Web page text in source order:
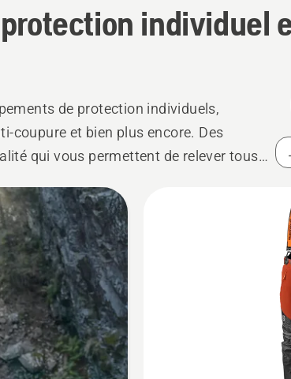
individuel
de protection individuels,
coupure et bien plus encore. Des
qui vous permettent de relever tous